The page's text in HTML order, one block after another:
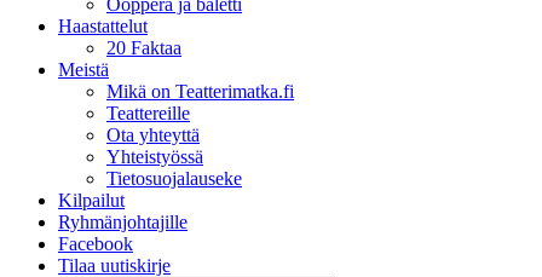
Ooppera ja baletti
Haastattelut
20 Faktaa
Meistä
Mikä on Teatterimatka.fi
Teattereille
Ota yhteyttä
Yhteistyössä
Tietosuojalauseke
Kilpailut
Ryhmänjohtajille
Facebook
Tilaa uutiskirje